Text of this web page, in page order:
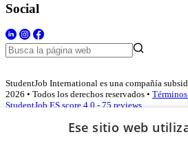
Social
StudentJob International es una compañía
2026 • Todos los derechos reservados •
StudentJob ES score 4.0 - 75 reviews
Ese sitio web